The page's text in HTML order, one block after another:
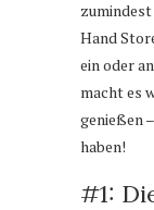
zumindest
Hand
ein oder
macht es
genießen
haben!
#1: